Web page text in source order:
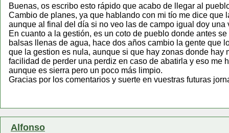
Buenas, os escribo esto rápido que acabo de llegar al
Cambio de planes, ya que hablando con mi tío me dice
aunque al final del día si no veo las de campo igual doy
En cuanto a la gestión, es un coto de pueblo donde antes
balsas llenas de agua, hace dos años cambio la gente que
que la gestion es nula, aunque si que hay zonas donde
facilidad de perder una perdiz en caso de abatirla y eso me
aunque es sierra pero un poco más limpio.
Gracias por los comentarios y suerte en vuestras futuras
Alfonso